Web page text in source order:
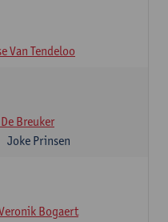
Van Tendeloo
Breuker
Joke Prinsen
Bogaert